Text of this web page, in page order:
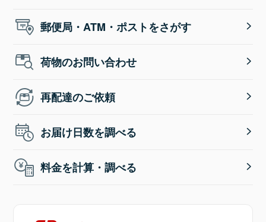
郵便局・ATM・ポストをさがす
荷物のお問い合わせ
再配達のご依頼
お届け日数を調べる
料金を計算・調べる